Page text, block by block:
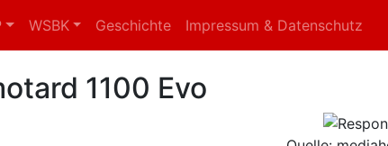
WSBK Geschichte Impressum & Datenschutz
1100 Evo